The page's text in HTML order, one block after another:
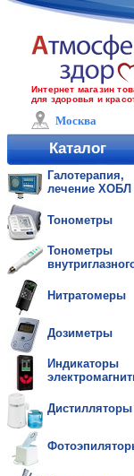
Интернет магазин
для здоровья и
Каталог
Галотерапия,
лечение ХОБЛ
Тонометры
Тонометры
Нитратомеры
Дозиметры
Индикаторы